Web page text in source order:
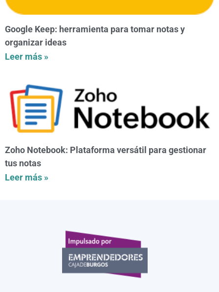
Google Keep: herramienta para tomar notas y
organizar ideas
Leer más »
Zoho Notebook: Plataforma versátil para gestionar
tus notas
Leer más »